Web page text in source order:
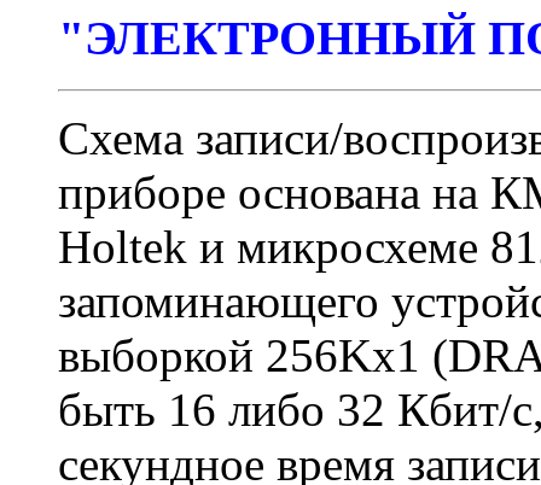
"ЭЛЕКТРОННЫЙ
Схема записи/
приборе основана
Holtek и микросхеме
запоминающего
выборкой 256Kx1
быть 16 либо 32 Кбит/
секундное время